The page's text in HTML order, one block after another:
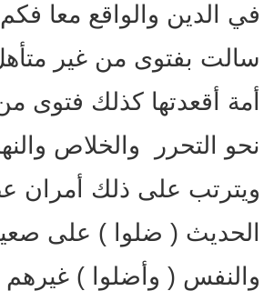
في الدين والواقع معا
سالت بفتوى من غير
أمة أقعدتها كذلك فتوى
نحو التحرر والخلاص
ويترتب على ذلك أمران
الحديث ( ضلوا ) على
والنفس ( وأضلوا )